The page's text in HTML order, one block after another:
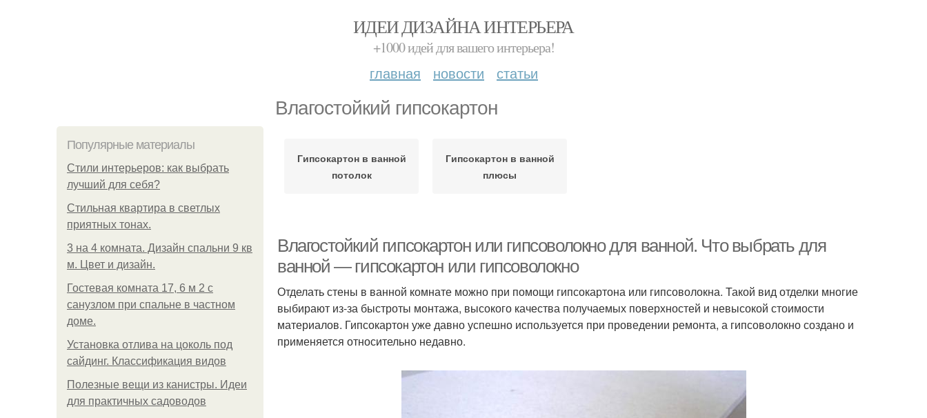
ИДЕИ ДИЗАЙНА ИНТЕРЬЕРА
+1000 идей для вашего интерьера!
главная новости статьи
Влагостойкий гипсокартон
Популярные материалы
Стили интерьеров: как выбрать
лучший для себя?
Стильная квартира в светлых
приятных тонах.
3 на 4 комната. Дизайн спальни 9 кв
м. Цвет и дизайн.
Гостевая комната 17, 6 м 2 с
санузлом при спальне в частном
доме.
Установка отлива на цоколь под
сайдинг. Классификация видов
Полезные вещи из канистры. Идеи
для практичных садоводов
Гипсокартон в ванной
потолок
Гипсокартон в ванной
плюсы
Влагостойкий гипсокартон или гипсоволокно для ванной. Что выбрать для
ванной — гипсокартон или гипсоволокно
Отделать стены в ванной комнате можно при помощи гипсокартона или гипсоволокна. Такой вид отделки многие
выбирают из-за быстроты монтажа, высокого качества получаемых поверхностей и невысокой стоимости
материалов. Гипсокартон уже давно успешно используется при проведении ремонта, а гипсоволокно создано и
применяется относительно недавно.